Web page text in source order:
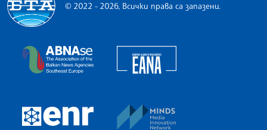
© 2022 - 2026, Всички права са запазени.
The Assocoation of the Balkan News Agencies
European Newsroom